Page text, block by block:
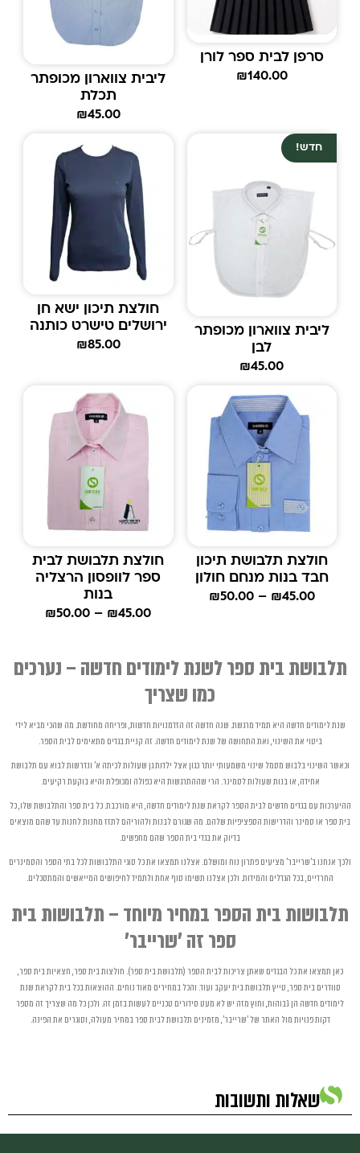
סרפן לבית ספר לורן
₪140.00
ליבית צווארון מכופתר
תכלת
₪45.00
חדש!
ליבית צווארון מכופתר
לבן
₪45.00
חולצת תיכון ישא חן
ירושלים טישרט כותנה
₪85.00
חולצת תלבושת תיכון
חבד בנות מנחם חולון
₪45.00
–
₪50.00
חולצת תלבושת לבית
ספר לוופסון הרצליה
בנות
₪45.00
–
₪50.00
תלבושת בית ספר לשנת לימודים חדשה – נערכים
כמו שצריך
שנת לימודים חדשה היא תמיד מרגשת. שנה חדשה זה הזדמנויות חדשות, ופריחה מחודשת. מה שהכי מביא לידי
ביטוי את השינוי, ואת התחושה של שנת לימודים חדשה. זה קניית בגדים מתאימים לבית הספר.
וכאשר השינוי בלבוש מסמל שינוי משמעותי יותר כגון אצל ילדות גן שעולות לכיתה א' ונדרשות לבוא עם תלבושת
אחידה, או בנות שעולות לסמינר. הרי שההתרגשות היא כפולה ומכופלת והיא בוקעת רקיעים.
ההיערכות עם בגדים חדשים לבית הספר לקראת שנת לימודים חדשה, היא מורכבת. כל בית ספר והתלבושת שלו, כל
בית ספר או סמינר והדרישות הספציפיות שלהם. מה שגורם לבנות ולהוריהם לתזז מחנות לחנות עד שהם מוצאים
בדיוק את בגדי בית הספר שהם מחפשים.
ולכך אנחנו ב'שרייבר' מציעים פתרון נוח ומושלם. אצלנו תמצאו את כל סוגי התלבושות לכל בתי הספר והסמינרים
החרדיים, בכל הגדלים והמידות. ולכן אצלנו תשימו סוף אחת ולתמיד לחיפושים המייאשים והמתסכלים.
תלבושות בית הספר במחיר מיוחד – תלבושות בית
ספר זה 'שרייבר'
כאן תמצאו את כל הבגדים שאתן צריכות לבית הספר (תלבושת בית ספר). חולצות בית ספר,חצאיות בית ספר,
סוודרים בית ספר,טייץתלבושת בית יעקב ועוד. והכל במחירים מאוד נוחים. ההוצאות בכל בית לקראת שנת
לימודים חדשה הן גבוהות, וחוץ מזה יש לא מעט סידורים טכניים לעשות בזמן זה. ולכן כל מה שצריך זה מספר
דקות פנויות מול האתר של 'שרייבר', מזמינים תלבושת לבית ספר במחיר מעולה, וסוגרים את הפינה.
שאלות ותשובות